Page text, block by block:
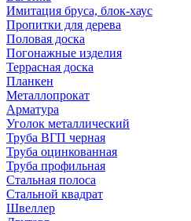
Имитация бруса, блок-хаус
Пропитки для дерева
Половая доска
Погонажные изделия
Террасная доска
Планкен
Металлопрокат
Арматура
Уголок металлический
Труба ВГП черная
Труба оцинкованная
Труба профильная
Стальная полоса
Стальной квадрат
Швеллер